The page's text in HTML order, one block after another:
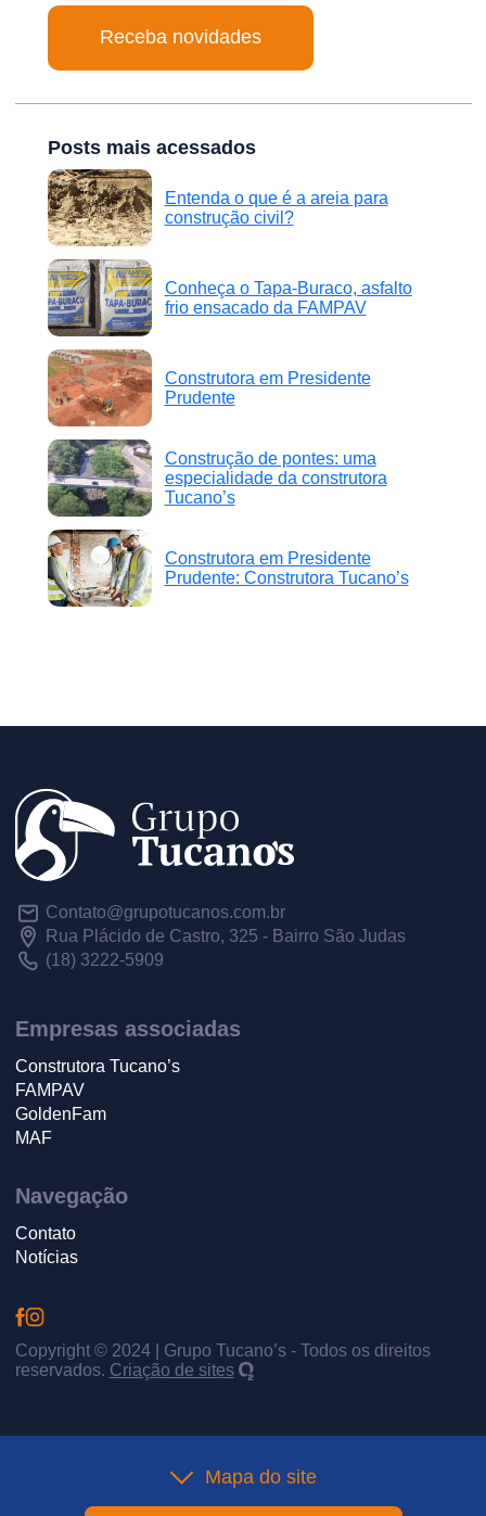
Posts mais acessados
Entenda o que é a areia para
construção civil?
Conheça o Tapa-Buraco, asfalto
frio ensacado da FAMPAV
Construtora em Presidente
Prudente
Construção de pontes: uma
especialidade da construtora
Tucano’s
Construtora em Presidente
Prudente: Construtora Tucano’s
Contato@grupotucanos.com.br
Rua Plácido de Castro, 325 - Bairro São Judas
(18) 3222-5909
Empresas associadas
Construtora Tucano’s
FAMPAV
GoldenFam
MAF
Navegação
Contato
Notícias
Copyright © 2024 | Grupo Tucano’s - Todos os direitos
reservados. Criação de sites
Mapa do site